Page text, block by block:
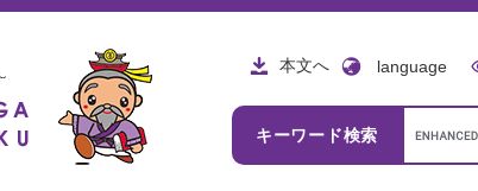
本文へ language
キーワード検索
カ
ス